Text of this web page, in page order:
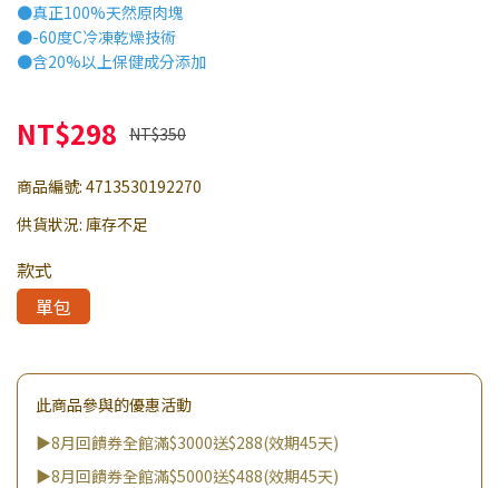
●真正100%天然原肉塊
●-60度C冷凍乾燥技術
●含20%以上保健成分添加
NT$298 NT$350
商品編號: 4713530192270
供貨狀況: 庫存不足
款式
單包
此商品參與的優惠活動
▶8月回饋券全館滿$3000送$288(效期45天)
▶8月回饋券全館滿$5000送$488(效期45天)